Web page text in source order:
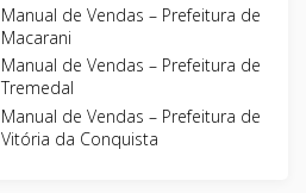
Manual de Vendas – Prefeitura de
Macarani
Manual de Vendas – Prefeitura de
Tremedal
Manual de Vendas – Prefeitura de
Vitória da Conquista